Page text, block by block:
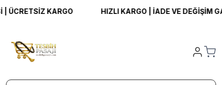
KARGO HIZLI KARGO | İADE VE DEĞİŞİM